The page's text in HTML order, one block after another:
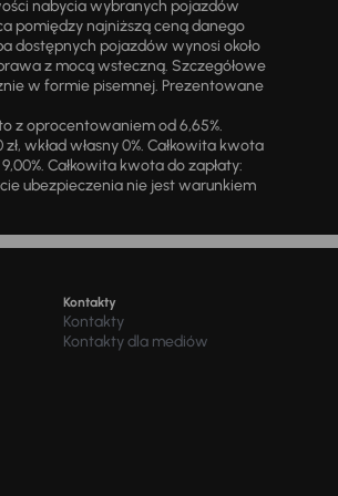
nabycia wybranych pojazdów
pomiędzy najniższą ceną danego
dostępnych pojazdów wynosi około
z mocą wsteczną. Szczegółowe
w formie pisemnej. Prezentowane
z oprocentowaniem od 6,65%.
wkład własny 0%. Całkowita kwota
Całkowita kwota do zapłaty:
ubezpieczenia nie jest warunkiem
Kontakty
Kontakty
Kontakty dla mediów